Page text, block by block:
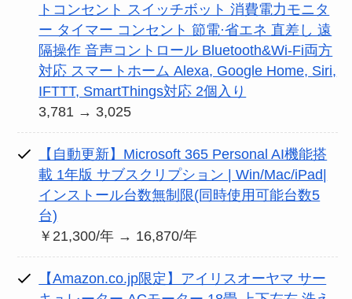
トコンセント スイッチボット 消費電力モニタ
ー タイマー コンセント 節電·省エネ 直差し 遠
隔操作 音声コントロール Bluetooth&Wi-Fi両方
対応 スマートホーム Alexa, Google Home, Siri,
IFTTT, SmartThings対応 2個入り
3,781 → 3,025
【自動更新】Microsoft 365 Personal AI機能搭
載 1年版 サブスクリプション | Win/Mac/iPad|
インストール台数無制限(同時使用可能台数5
台)
￥21,300/年 → 16,870/年
【Amazon.co.jp限定】アイリスオーヤマ サー